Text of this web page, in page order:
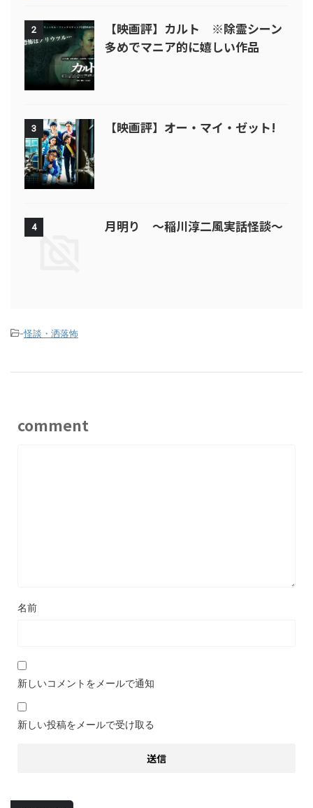
2
【映画評】カルト ※除霊シーン
多めでマニア的に嬉しい作品
3 【映画評】オー・マイ・ゼット!
4 月明り ～稲川淳二風実話怪談～
-怪談・洒落怖
comment
名前
新しいコメントをメールで通知
新しい投稿をメールで受け取る